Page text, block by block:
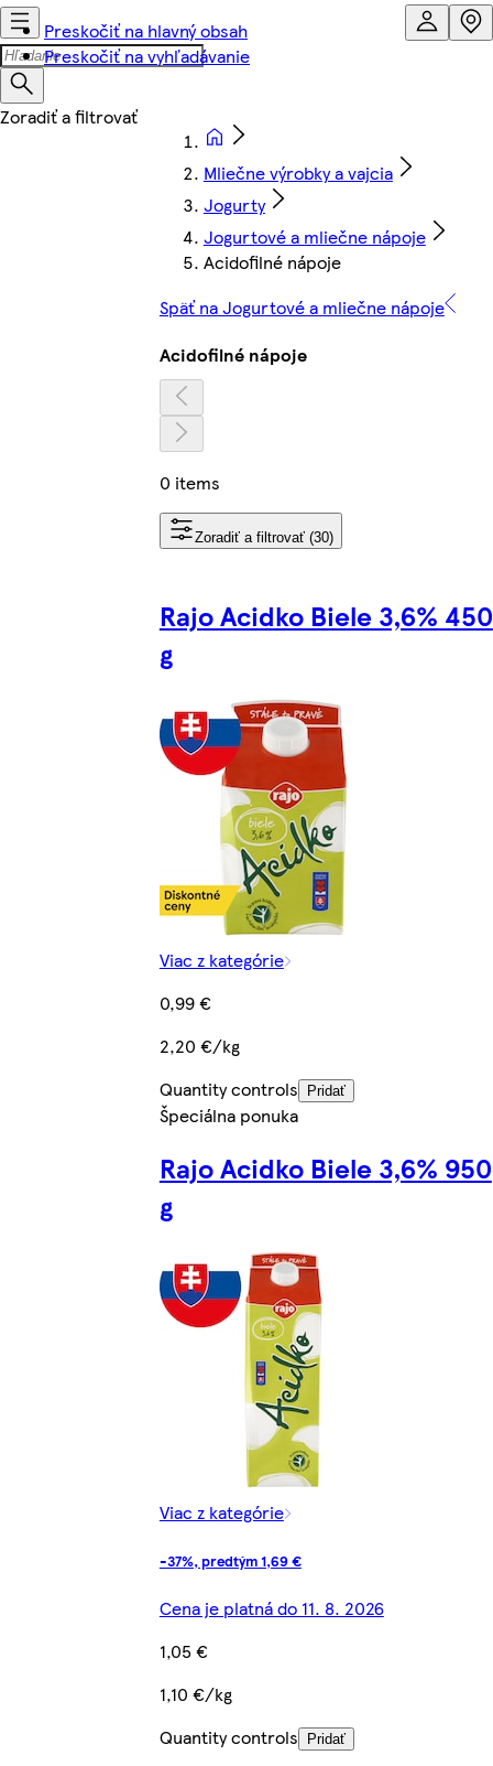
Preskočiť na hlavný obsah
Preskočiť na vyhľadávanie
Mliečne výrobky a vajcia
Jogurty
Jogurtové a mliečne nápoje
Acidofilné nápoje
Späť na Jogurtové a mliečne nápoje
Acidofilné nápoje
0 items
Zoradiť a filtrovať (30)
Rajo Acidko Biele 3,6% 450
g
Viac z kategórie
0,99 €
2,20 €/kg
Quantity controls
Pridať
Špeciálna ponuka
Rajo Acidko Biele 3,6% 950
g
Viac z kategórie
-37%, predtým 1,69 €
Cena je platná do 11. 8. 2026
1,05 €
1,10 €/kg
Quantity controls
Pridať